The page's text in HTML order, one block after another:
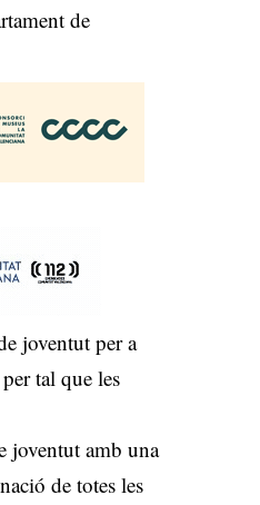
de
joventut per a
tal que les
joventut amb una
de totes les